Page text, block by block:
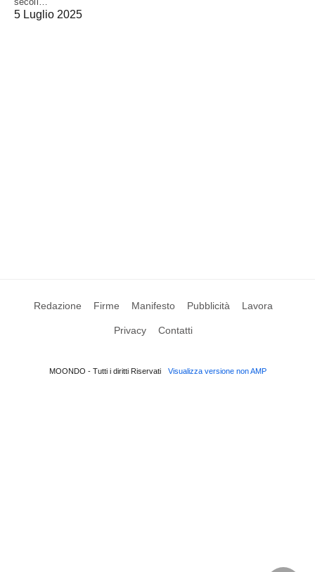
5 Luglio 2025
Redazione Firme Manifesto Pubblicità Lavora
Privacy Contatti
MOONDO - Tutti i diritti Riservati Visualizza versione non AMP